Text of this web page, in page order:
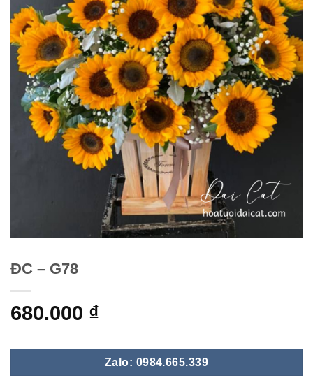
ĐC – G78
680.000 ₫
Zalo: 0984.665.339